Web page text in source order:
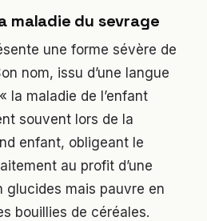
maladie du sevrage
une forme sévère de
nom, issu d’une langue
la maladie de l’enfant
souvent lors de la
enfant, obligeant le
au profit d’une
glucides mais pauvre en
bouillies de céréales.